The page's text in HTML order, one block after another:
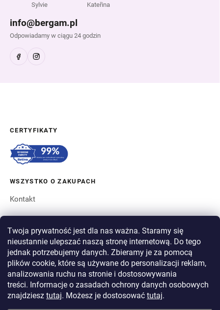
Twoja prywatność jest dla nas ważna. Staramy się
nieustannie ulepszać naszą stronę internetową. Do tego
jednak potrzebujemy danych. Zbieramy je za pomocą
plików cookie, które są używane do personalizacji reklam,
analizowania ruchu na stronie i dostosowywania
treści. Informacje o zasadach ochrony danych osobowych
znajdziesz tutaj. Możesz je dostosować tutaj.
Sylvie Kateřina
info@bergam.pl
Odpowiadamy w ciągu 24 godzin
CERTYFIKATY
WSZYSTKO O ZAKUPACH
Kontakt
O BERGAM
PŁATNOŚĆ
WYSYŁKA